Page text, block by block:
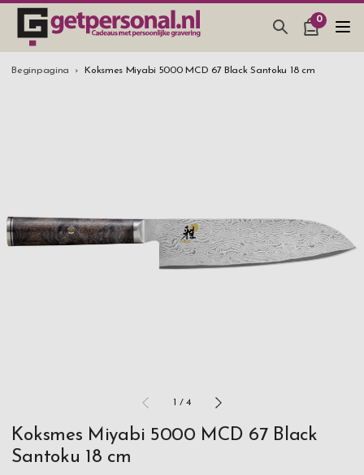
0
CADEAUS & GADGETS
Beginpagina Koksmes Miyabi 5000 MCD 67 Black Santoku 18 cm
1 /4
Koksmes Miyabi 5000 MCD 67 Black
Santoku 18 cm